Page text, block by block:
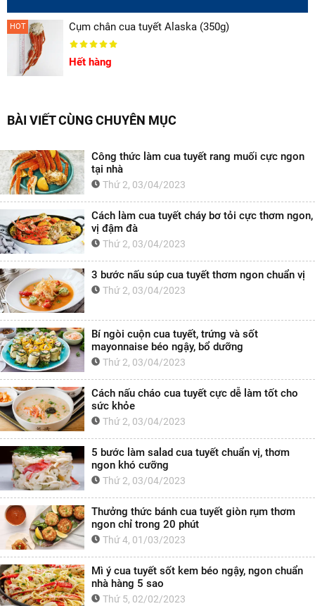
HOT Cụm chân cua tuyết Alaska (350g)
Hết hàng
BÀI VIẾT CÙNG CHUYÊN MỤC
Công thức làm cua tuyết rang muối cực ngon
tại nhà
Thứ 2, 03/04/2023
Cách làm cua tuyết cháy bơ tỏi cực thơm ngon,
vị đậm đà
Thứ 2, 03/04/2023
3 bước nấu súp cua tuyết thơm ngon chuẩn vị
Thứ 2, 03/04/2023
Bí ngòi cuộn cua tuyết, trứng và sốt
mayonnaise béo ngậy, bổ dưỡng
Thứ 2, 03/04/2023
Cách nấu cháo cua tuyết cực dễ làm tốt cho
sức khỏe
Thứ 2, 03/04/2023
5 bước làm salad cua tuyết chuẩn vị, thơm
ngon khó cưỡng
Thứ 2, 03/04/2023
Thưởng thức bánh cua tuyết giòn rụm thơm
ngon chỉ trong 20 phút
Thứ 4, 01/03/2023
Mì ý cua tuyết sốt kem béo ngậy, ngon chuẩn
nhà hàng 5 sao
Thứ 5, 02/02/2023